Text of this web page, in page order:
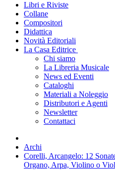
Libri e Riviste
Collane
Compositori
Didattica
Novità Editoriali
La Casa Editrice
Chi siamo
La Libreria Musicale
News ed Eventi
Cataloghi
Materiali a Noleggio
Distributori e Agenti
Newsletter
Contattaci
Archi
Corelli, Arcangelo: 12
Organo, Arpa, Violino o